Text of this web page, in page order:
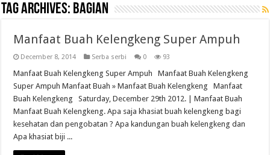
Tag Archives: bagian
Manfaat Buah Kelengkeng Super Ampuh
December 8, 2014 Serba serbi 0 93
Manfaat Buah Kelengkeng Super Ampuh Manfaat Buah Kelengkeng
Super Ampuh Manfaat Buah » Manfaat Buah Kelengkeng Manfaat
Buah Kelengkeng Saturday, December 29th 2012. | Manfaat Buah
Manfaat Buah Kelengkeng. Apa saja khasiat buah kelengkeng bagi
kesehatan dan pengobatan ? Apa kandungan buah kelengkeng dan
Apa khasiat biji ...